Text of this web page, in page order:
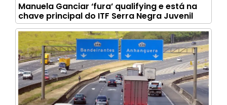
Manuela Ganciar ‘fura’ qualifying e está na
chave principal do ITF Serra Negra Juvenil